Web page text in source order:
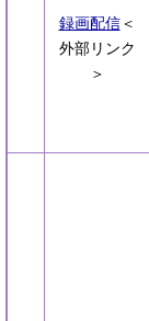
録画配信＜
外部リンク
＞